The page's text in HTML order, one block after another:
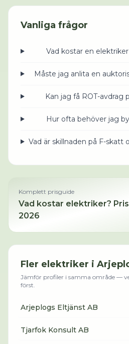
Vanliga frågor
Vad kostar en
Måste jag anlita en
Kan jag få ROT-avdrag
Hur ofta behöver jag
Vad är skillnaden på F-skatt
Komplett prisguide
Vad kostar elektriker?
2026
Fler elektriker i
Jämför profiler i samma område —
först.
Arjeplogs Eltjänst AB
Tjarfok Konsult AB